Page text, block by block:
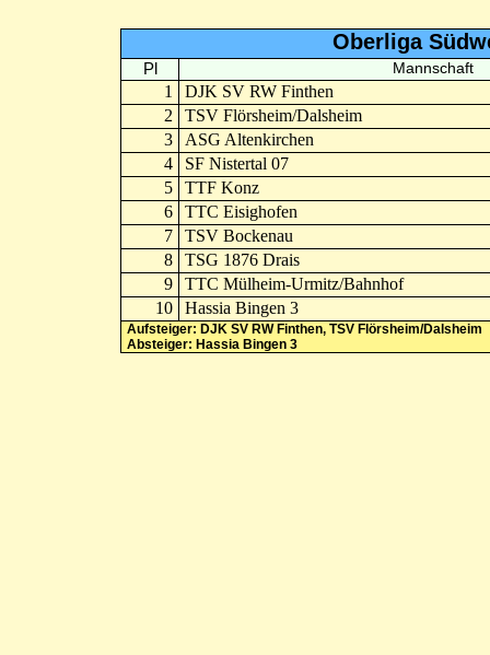
Oberliga
Pl Mannschaft
1
DJK SV RW Finthen
2
TSV Flörsheim/Dalsheim
3
ASG Altenkirchen
4
SF Nistertal 07
5
TTF Konz
6
TTC Eisighofen
7
TSV Bockenau
8
TSG 1876 Drais
9
TTC Mülheim-Urmitz/Bahnhof
10
Hassia Bingen 3
Aufsteiger: DJK SV RW Finthen, TSV Flörsheim/Dalsheim
Absteiger: Hassia Bingen 3